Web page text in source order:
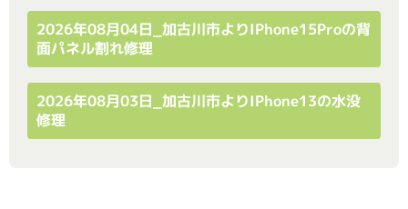
2026年08月04日_加古川市よりiPhone15Proの背
面パネル割れ修理
2026年08月03日_加古川市よりiPhone13の水没
修理